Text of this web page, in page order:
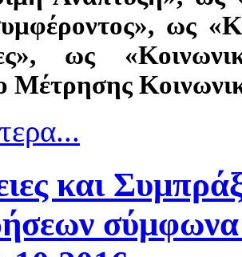
ως
ως
Μέτρησης
και